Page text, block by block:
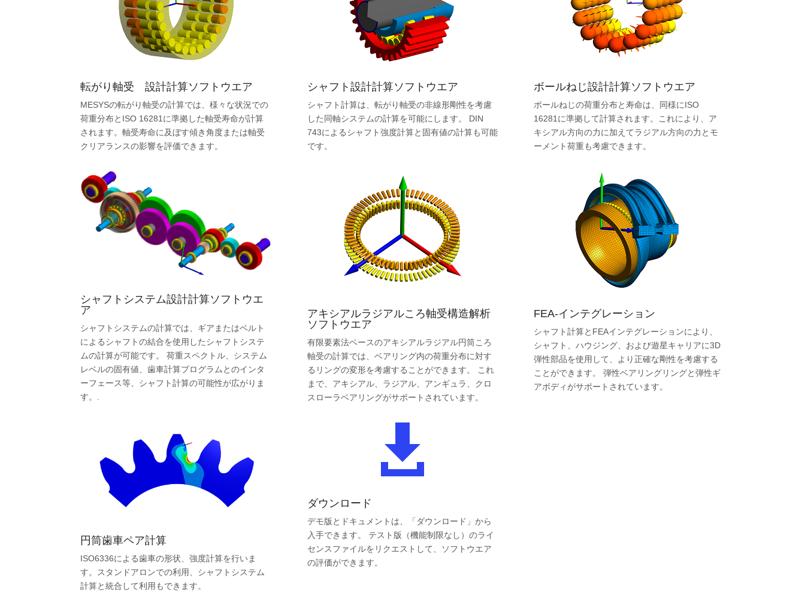
転がり軸受 設計計算ソフトウエア
MESYSの転がり軸受の計算では、様々な状況での
荷重分布とISO 16281に準拠した軸受寿命が計算
されます。軸受寿命に及ぼす傾き角度または軸受
クリアランスの影響を評価できます。
シャフトシステム設計計算ソフトウエ
ア
シャフトシステムの計算では、ギアまたはベルト
によるシャフトの結合を使用したシャフトシステ
ムの計算が可能です。 荷重スペクトル、システム
レベルの固有値、歯車計算プログラムとのインタ
ーフェース等、シャフト計算の可能性が広がりま
す。.
円筒歯車ペア計算
ISO6336による歯車の形状、強度計算を行いま
す。スタンドアロンでの利用、シャフトシステム
計算と統合して利用もできます。
シャフト設計計算ソフトウエア
シャフト計算は、転がり軸受の非線形剛性を考慮
した同軸システムの計算を可能にします。 DIN
743によるシャフト強度計算と固有値の計算も可能
です。
アキシアルラジアルころ軸受構造解析
ソフトウエア
有限要素法ベースのアキシアルラジアル円筒ころ
軸受の計算では、ベアリング内の荷重分布に対す
るリングの変形を考慮することができます。 これ
まで、アキシアル、ラジアル、アンギュラ、クロ
スローラベアリングがサポートされています。

ダウンロード
デモ版とドキュメントは、「ダウンロード」から
入手できます。 テスト版（機能制限なし）のライ
センスファイルをリクエストして、ソフトウエア
の評価ができます。
ボールねじ設計計算ソフトウエア
ボールねじの荷重分布と寿命は、同様にISO
16281に準拠して計算されます。これにより、ア
キシアル方向の力に加えてラジアル方向の力とモ
ーメント荷重も考慮できます。
FEA-インテグレーション
シャフト計算とFEAインテグレーションにより、
シャフト、ハウジング、および遊星キャリアに3D
弾性部品を使用して、より正確な剛性を考慮する
ことができます。 弾性ベアリングリングと弾性ギ
アボディがサポートされています。